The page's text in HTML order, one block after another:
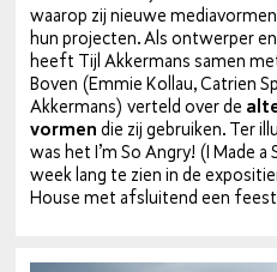
waarop zij nieuwe
hun projecten. Als ontwerper
heeft Tijl Akkermans samen
Boven (Emmie Kollau, Catrien
Akkermans) verteld over de
vormen die zij gebruiken. Ter
was het I’m So Angry! (I Made
week lang te zien in de
House met af­slui­tend een